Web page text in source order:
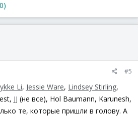
#5
Li, Jessie Ware, Lindsey Stirling,
JJ (не все), Hol Baumann, Karunesh,
те, которые пришли в голову. А